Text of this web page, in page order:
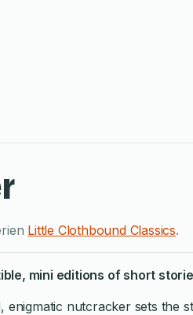
Little Clothbound Classics.
mini editions of short
enigmatic nutcracker sets the